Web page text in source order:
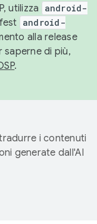
utilizza
android-
android-
alla release
saperne di più,
.
i contenuti
generate dall'AI